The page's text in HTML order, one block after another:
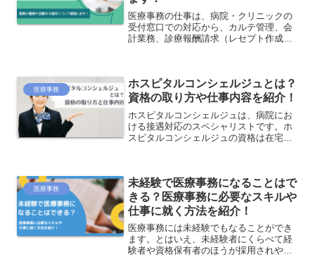
医療事務の仕事は、病院・クリニックの
受付窓口での対応から、カルテ管理、会
計業務、診療報酬請求（レセプト作成）
医療事務
ホスピタルコンシェルジュとは？
資格の取り方や仕事内容を紹介！
ホスピタルコンシェルジュは、病院にお
ける接遇対応のスペシャリストです。ホ
スピタルコンシェルジュの資格は在宅試
訪れるご家族の方に対して院内で快適に
過ごしていただくための総合サポートと
しての役割を担います。
医療事務
未経験で医療事務になることはで
きる？医療事務に必要なスキルや
仕事に就く方法を紹介！
医療事務には未経験でもなることができ
ます。とはいえ、未経験者にくらべて経
験者や資格保有者のほうが採用されやす